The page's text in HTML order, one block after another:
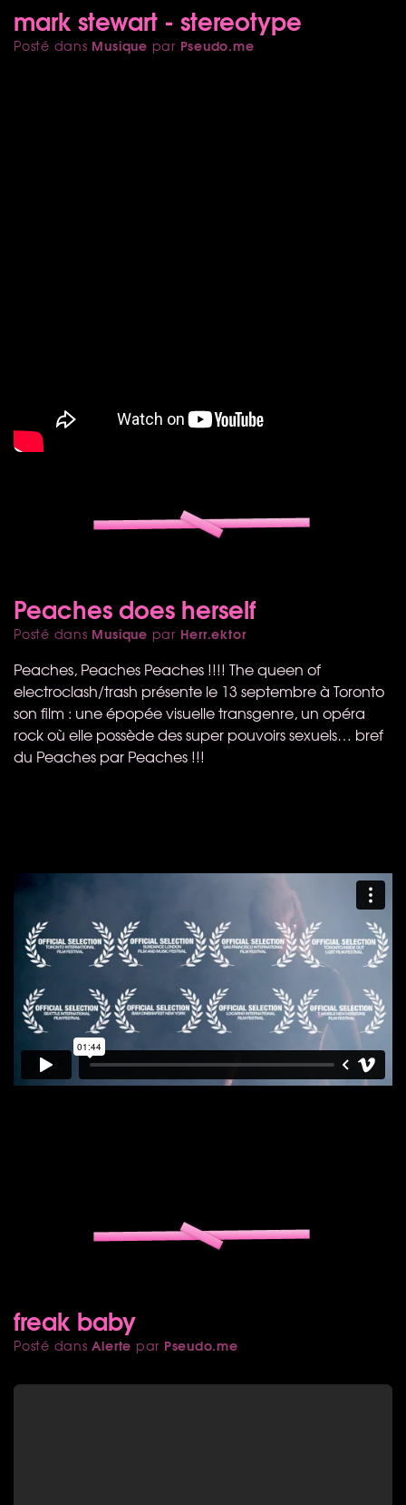
mark stewart - stereotype
Posté dans Musique par Pseudo.me
Peaches does herself
Posté dans Musique par Herr.ektor
Peaches, Peaches Peaches !!!! The queen of
electroclash/trash présente le 13 septembre à Toronto
son film : une épopée visuelle transgenre, un opéra
rock où elle possède des super pouvoirs sexuels… bref
du Peaches par Peaches !!!
freak baby
Posté dansAlerte par Pseudo.me